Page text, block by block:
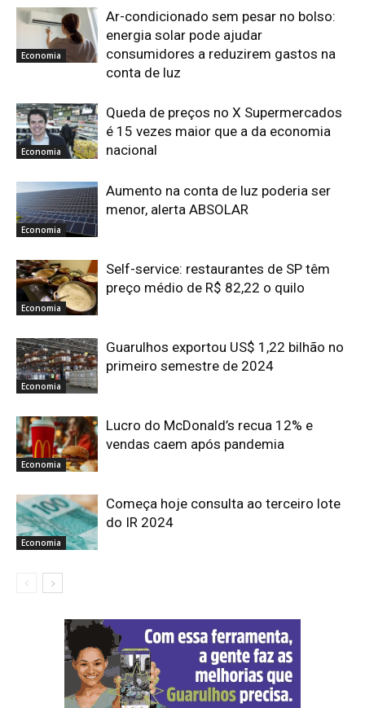
Economia
Ar-condicionado sem pesar no bolso:
energia solar pode ajudar
consumidores a reduzirem gastos na
conta de luz
Economia
Queda de preços no X Supermercados
é 15 vezes maior que a da economia
nacional
Economia
Aumento na conta de luz poderia ser
menor, alerta ABSOLAR
Economia
Self-service: restaurantes de SP têm
preço médio de R$ 82,22 o quilo
Economia
Guarulhos exportou US$ 1,22 bilhão no
primeiro semestre de 2024
Economia
Lucro do McDonald’s recua 12% e
vendas caem após pandemia
Economia
Começa hoje consulta ao terceiro lote
do IR 2024